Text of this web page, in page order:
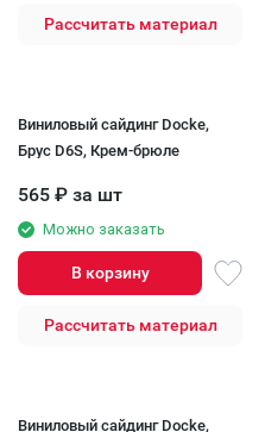
Рассчитать материал
Виниловый сайдинг Docke,
Брус D6S, Крем-брюле
565 ₽ за шт
Можно заказать
В корзину
Рассчитать материал
Виниловый сайдинг Docke,